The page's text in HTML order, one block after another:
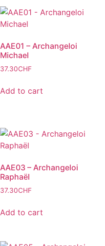
AAE01 – Archangeloi
Michael
37.30CHF
Add to cart
AAE03 – Archangeloi
Raphaël
37.30CHF
Add to cart